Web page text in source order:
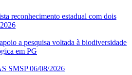
reconhecimento estadual com dois
a pesquisa voltada à biodiversidade
em PG
SMSP 06/08/2026